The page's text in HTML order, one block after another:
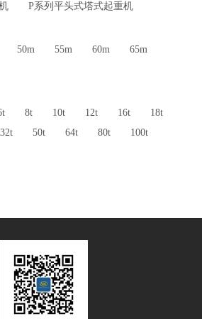
P系列平头式塔式起重机
50m 55m 60m
65m
8t 10t 12t 16t
18t
32t 50t 64t 80t 100t